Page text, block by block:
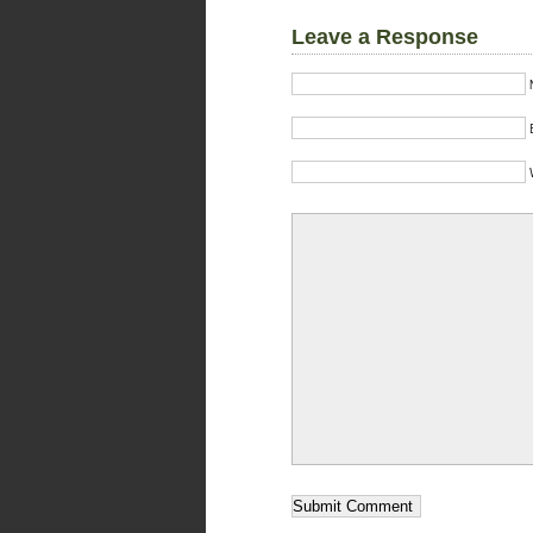
Leave a Response